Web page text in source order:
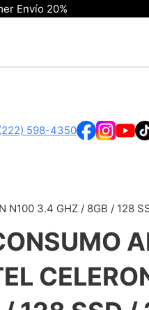
Envío 20%
598-4350
N100 3.4 GHZ / 8GB / 128